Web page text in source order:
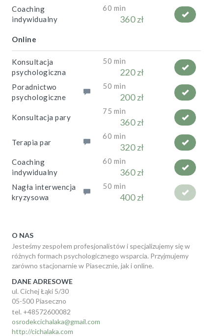
Coaching
indywidualny
60 min
360 zł
Online
Konsultacja
psychologiczna
50 min
220 zł
Poradnictwo
psychologiczne
50 min
200 zł
Konsultacja pary
75 min
360 zł
Terapia par
60 min
320 zł
Coaching
indywidualny
60 min
360 zł
Nagła interwencja
kryzysowa
50 min
400 zł
O NAS
Jesteśmy zespołem profesjonalistów i specjalizujemy się w
różnych formach psychologicznego wsparcia. Przyjmujemy
zarówno stacjonarnie w Piasecznie, jak i online.
DANE ADRESOWE
ul. Cichej Łąki 5/30
05-500 Piaseczno
tel. +48572600082
osrodekcichalaka@gmail.com
http://cichalaka.com